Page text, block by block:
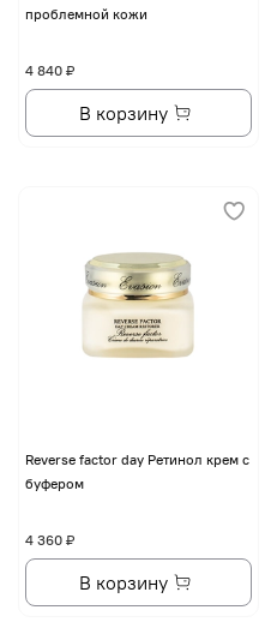
проблемной кожи
4 840 ₽
В корзину
Reverse factor day Ретинол крем с
буфером
4 360 ₽
В корзину